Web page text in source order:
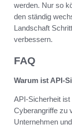
werden. Nur so
den ständig
Landschaft
verbessern.
FAQ
Warum ist API-
API-Sicherheit
Cyberangriffe zu
Unternehmen